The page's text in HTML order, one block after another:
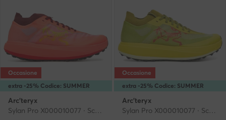
extra -25% Codice: SUMMER
Occasione
Arc'teryx
Sylan Pro X000010077 · Scarpe running
extra -25% Codice: SUMMER
Occasione
Arc'teryx
Sylan Pro X000010077 · Scarpe running